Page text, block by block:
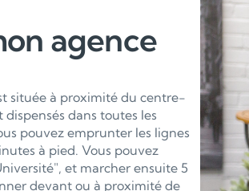
agence
située à proximité du centre-
dans toutes les
pouvez emprunter les lignes
à pied. Vous pouvez
et marcher ensuite 5
devant ou à proximité de